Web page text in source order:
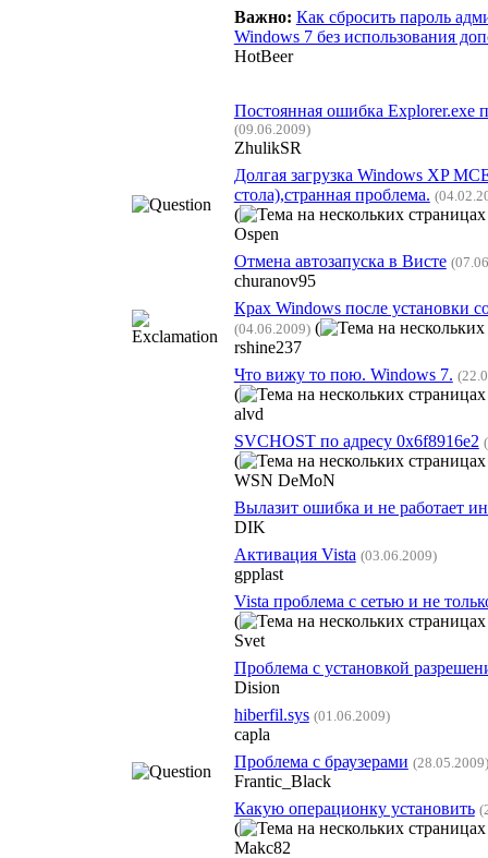
Важно: Как сбросить пароль
Windows 7 без использования
HotBeer
Постоянная ошибка Explorer.exe
(09.06.2009)
ZhulikSR
Долгая загрузка Windows XP
стола),странная проблема.
(
Ospen
Отмена автозапуска в Висте
churanov95
Крах Windows после установки
(04.06.2009) (
rshine237
Что вижу то пою. Windows 7.
(
alvd
SVCHOST по адресу 0x6f8916e2
(
WSN DeMoN
Вылазит ошибка и не работает
DIK
Активация Vista (03.06.2009)
gpplast
Vista проблема с сетью и не
(
Svet
Проблема с установкой
Dision
hiberfil.sys (01.06.2009)
capla
Проблема с браузерами (28.05.2009)
Frantic_Black
Какую операционку установить
(
Makc82